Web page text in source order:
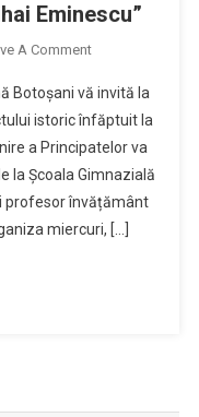
Eminescu”
A CommentOn
Unire,
Sărbătorită
De
Copii
La
Biblioteca
Botoșani vă invită la
istoric înfăptuit la
a Principatelor va
la Școala Gimnazială
profesor învățământ
miercuri, […]